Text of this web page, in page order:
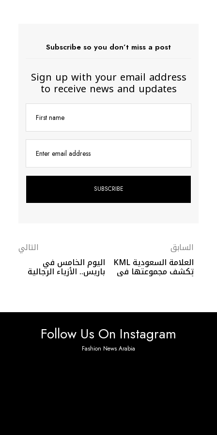
Subscribe so you don’t miss a post
Sign up with your email address
to receive news and updates
First name
Enter email address
السابق
العلامة السعودية KML
تكشف مجموعتها في
أسبوع باريس للموضة
التالي
اليوم الخامس في
باريس.. الأزياء الرجالية
بين الفن والعملية
Follow Us On Instagram
Fashion News Arabia